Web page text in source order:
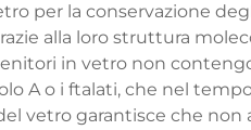
per la conservazione
alla loro struttura
in vetro non
A o i ftalati, che nel
vetro garantisce che